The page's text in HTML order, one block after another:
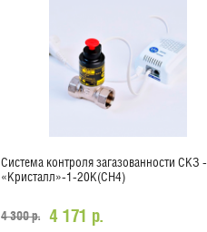
Система контроля загазованности СКЗ -
«Кристалл»-1-20К(CH4)
4 300р. 4 171 р.